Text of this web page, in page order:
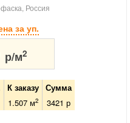
Россия
за уп.
р/м2
К заказу
Сумма
1.507м2 3421 р